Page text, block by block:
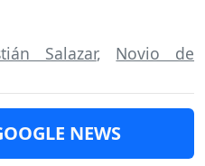
Salazar, Novio de
NEWS